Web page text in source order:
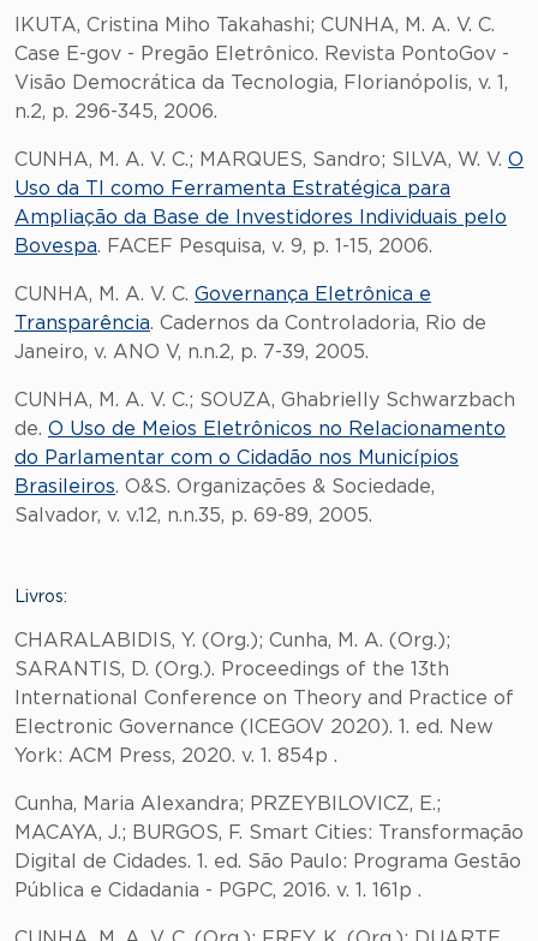
IKUTA, Cristina Miho Takahashi; CUNHA, M. A. V. C.
Case E-gov - Pregão Eletrônico. Revista PontoGov -
Visão Democrática da Tecnologia, Florianópolis, v. 1,
n.2, p. 296-345, 2006.
CUNHA, M. A. V. C.; MARQUES, Sandro; SILVA, W. V. O
Uso da TI como Ferramenta Estratégica para
Ampliação da Base de Investidores Individuais pelo
Bovespa. FACEF Pesquisa, v. 9, p. 1-15, 2006.
CUNHA, M. A. V. C. Governança Eletrônica e
Transparência. Cadernos da Controladoria, Rio de
Janeiro, v. ANO V, n.n.2, p. 7-39, 2005.
CUNHA, M. A. V. C.; SOUZA, Ghabrielly Schwarzbach
de. O Uso de Meios Eletrônicos no Relacionamento
do Parlamentar com o Cidadão nos Municípios
Brasileiros. O&S. Organizações & Sociedade,
Salvador, v. v.12, n.n.35, p. 69-89, 2005.
Livros:
CHARALABIDIS, Y. (Org.); Cunha, M. A. (Org.);
SARANTIS, D. (Org.). Proceedings of the 13th
International Conference on Theory and Practice of
Electronic Governance (ICEGOV 2020). 1. ed. New
York: ACM Press, 2020. v. 1. 854p .
Cunha, Maria Alexandra; PRZEYBILOVICZ, E.;
MACAYA, J.; BURGOS, F. Smart Cities: Transformação
Digital de Cidades. 1. ed. São Paulo: Programa Gestão
Pública e Cidadania - PGPC, 2016. v. 1. 161p .